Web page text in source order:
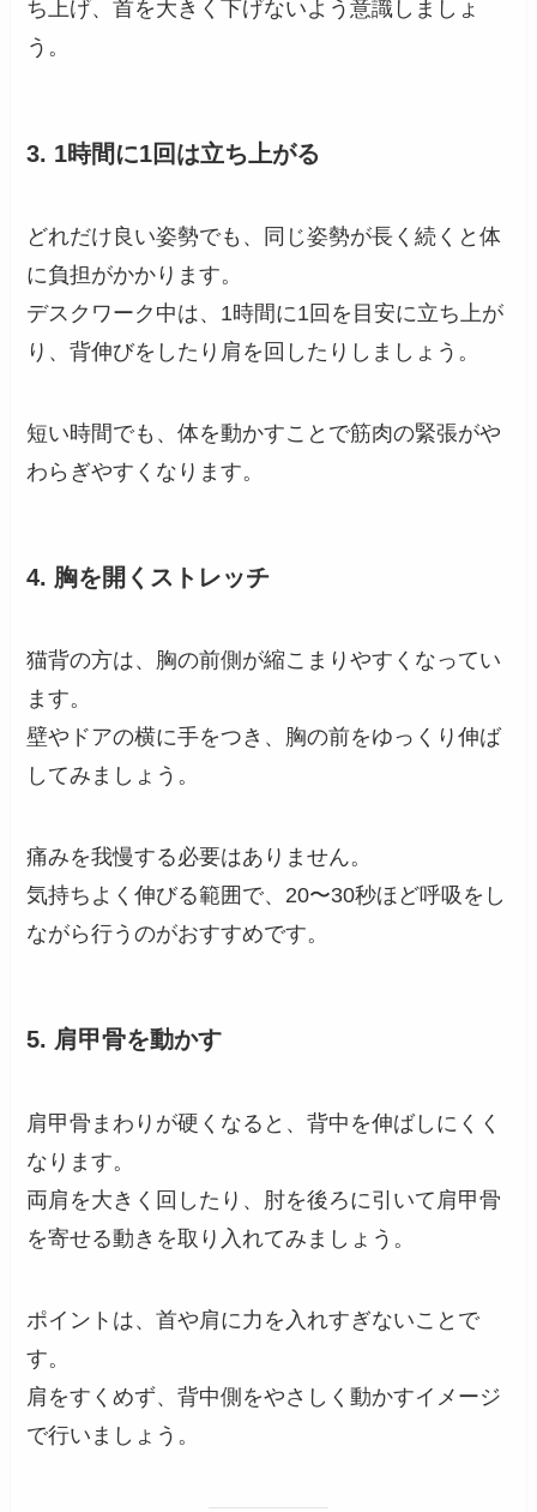
ち上げ、首を大きく下げないよう意識しましょ
う。
3. 1時間に1回は立ち上がる
どれだけ良い姿勢でも、同じ姿勢が長く続くと体
に負担がかかります。
デスクワーク中は、1時間に1回を目安に立ち上が
り、背伸びをしたり肩を回したりしましょう。
短い時間でも、体を動かすことで筋肉の緊張がや
わらぎやすくなります。
4. 胸を開くストレッチ
猫背の方は、胸の前側が縮こまりやすくなってい
ます。
壁やドアの横に手をつき、胸の前をゆっくり伸ば
してみましょう。
痛みを我慢する必要はありません。
気持ちよく伸びる範囲で、20〜30秒ほど呼吸をし
ながら行うのがおすすめです。
5. 肩甲骨を動かす
肩甲骨まわりが硬くなると、背中を伸ばしにくく
なります。
両肩を大きく回したり、肘を後ろに引いて肩甲骨
を寄せる動きを取り入れてみましょう。
ポイントは、首や肩に力を入れすぎないことで
す。
肩をすくめず、背中側をやさしく動かすイメージ
で行いましょう。